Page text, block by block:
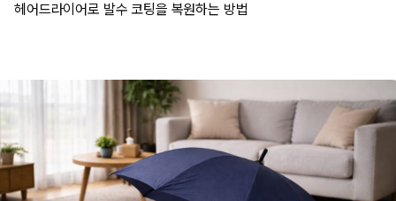
헤어드라이어로 발수 코팅을 복원하는 방법